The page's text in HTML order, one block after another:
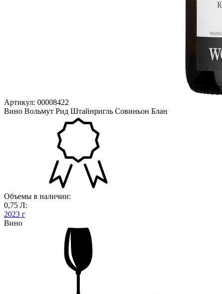
Артикул: 00008422
Вино Вольмут Рид Штайнригль Совиньон Блан
Объемы в наличии:
0,75 Л:
2023 г
Вино